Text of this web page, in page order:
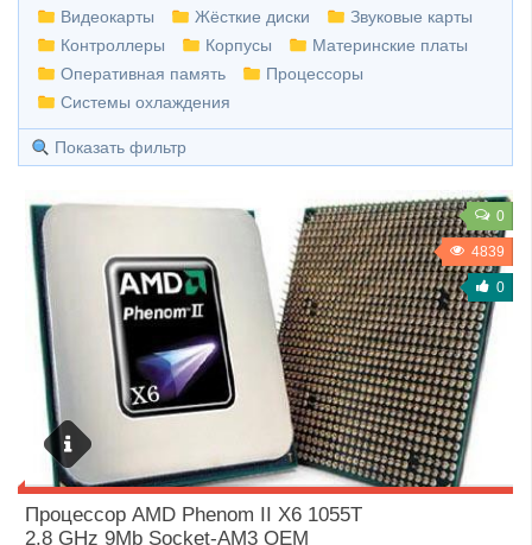
Видеокарты
Жёсткие диски
Звуковые карты
Контроллеры
Корпусы
Материнские платы
Оперативная память
Процессоры
Системы охлаждения
Показать фильтр
0
4839
0
Процессор AMD Phenom II X6 1055T
2.8 GHz 9Mb Socket-AM3 OEM